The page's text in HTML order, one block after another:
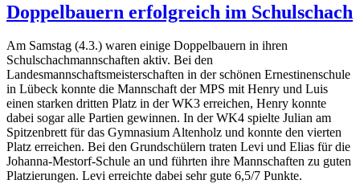
Doppelbauern erfolgreich im Schulschach
Am Samstag (4.3.) waren einige Doppelbauern in ihren
Schulschachmannschaften aktiv. Bei den
Landesmannschaftsmeisterschaften in der schönen Ernestinenschule
in Lübeck konnte die Mannschaft der MPS mit Henry und Luis
einen starken dritten Platz in der WK3 erreichen, Henry konnte
dabei sogar alle Partien gewinnen. In der WK4 spielte Julian am
Spitzenbrett für das Gymnasium Altenholz und konnte den vierten
Platz erreichen. Bei den Grundschülern traten Levi und Elias für die
Johanna-Mestorf-Schule an und führten ihre Mannschaften zu guten
Platzierungen. Levi erreichte dabei sehr gute 6,5/7 Punkte.